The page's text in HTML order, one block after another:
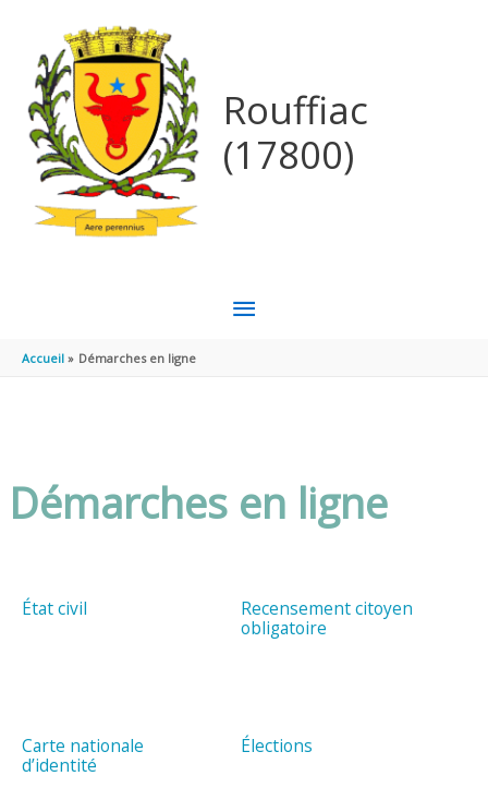
Rouffiac
(17800)
MENU
Accueil Démarches en ligne
Démarches en ligne
État civil
Recensement citoyen
obligatoire
Carte nationale
d’identité
Élections